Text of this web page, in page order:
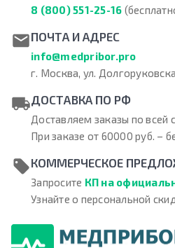
8 (800) 551-25-16
ПОЧТА И АДРЕС
info@medpribor.pro
г. Москва, ул.
ДОСТАВКА ПО РФ
Доставляем заказы по всей
При заказе от 60000 руб. –
КОММЕРЧЕСКОЕ
Запросите КП на
Узнайте о персональной